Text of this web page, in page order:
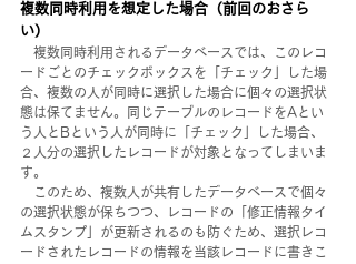
複数同時利用を想定した場合（前回のおさら
い）
複数同時利用されるデータベースでは、このレコ
ードごとのチェックボックスを「チェック」した場
合、複数の人が同時に選択した場合に個々の選択状
態は保てません。同じテーブルのレコードをAとい
う人とBという人が同時に「チェック」した場合、
２人分の選択したレコードが対象となってしまいま
す。
このため、複数人が共有したデータベースで個々
の選択状態が保ちつつ、レコードの「修正情報タイ
ムスタンプ」が更新されるのも防ぐため、選択レコ
ードされたレコードの情報を当該レコードに書きこ